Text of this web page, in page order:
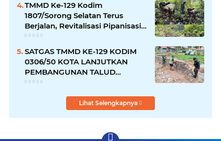
TMMD Ke-129 Kodim
1807/Sorong Selatan Terus
Berjalan, Revitalisasi Pipanisasi
Air Bersih di Kampung Sesor
SATGAS TMMD KE-129 KODIM
0306/50 KOTA LANJUTKAN
PEMBANGUNAN TALUD
PENAHAN TANAH
Lihat Selengkapnya